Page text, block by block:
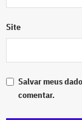
Site
Salvar meus
comentar.